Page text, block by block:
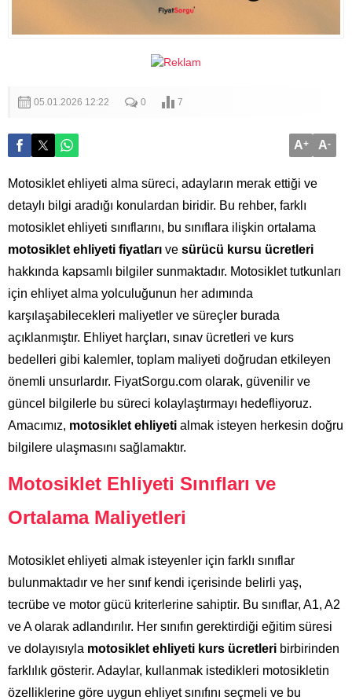
05.01.2026 12:22 0 7
A+ A-
Motosiklet ehliyeti alma süreci, adayların merak ettiği ve
detaylı bilgi aradığı konulardan biridir. Bu rehber, farklı
motosiklet ehliyeti sınıflarını, bu sınıflara ilişkin ortalama
motosiklet ehliyeti fiyatları ve sürücü kursu ücretleri
hakkında kapsamlı bilgiler sunmaktadır. Motosiklet tutkunları
için ehliyet alma yolculuğunun her adımında
karşılaşabilecekleri maliyetler ve süreçler burada
açıklanmıştır. Ehliyet harçları, sınav ücretleri ve kurs
bedelleri gibi kalemler, toplam maliyeti doğrudan etkileyen
önemli unsurlardır. FiyatSorgu.com olarak, güvenilir ve
güncel bilgilerle bu süreci kolaylaştırmayı hedefliyoruz.
Amacımız, motosiklet ehliyeti almak isteyen herkesin doğru
bilgilere ulaşmasını sağlamaktır.
Motosiklet Ehliyeti Sınıfları ve
Ortalama Maliyetleri
Motosiklet ehliyeti almak isteyenler için farklı sınıflar
bulunmaktadır ve her sınıf kendi içerisinde belirli yaş,
tecrübe ve motor gücü kriterlerine sahiptir. Bu sınıflar, A1, A2
ve A olarak adlandırılır. Her sınıfın gerektirdiği eğitim süresi
ve dolayısıyla motosiklet ehliyeti kurs ücretleri birbirinden
farklılık gösterir. Adaylar, kullanmak istedikleri motosikletin
özelliklerine göre uygun ehliyet sınıfını seçmeli ve bu